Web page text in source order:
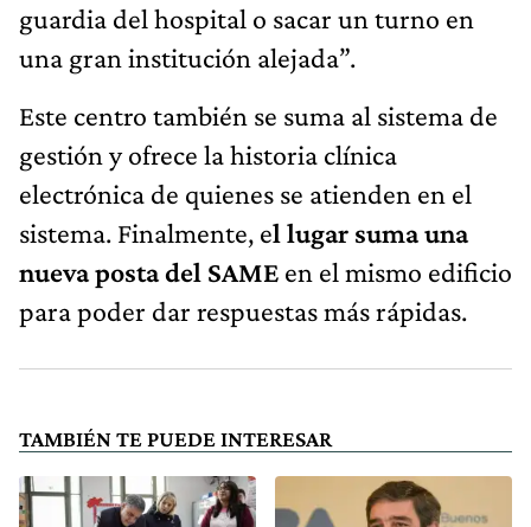
guardia del hospital o sacar un turno en
una gran institución alejada”.
Este centro también se suma al sistema de
gestión y ofrece la historia clínica
electrónica de quienes se atienden en el
sistema. Finalmente, el lugar suma una
nueva posta del SAME en el mismo edificio
para poder dar respuestas más rápidas.
TAMBIÉN TE PUEDE INTERESAR